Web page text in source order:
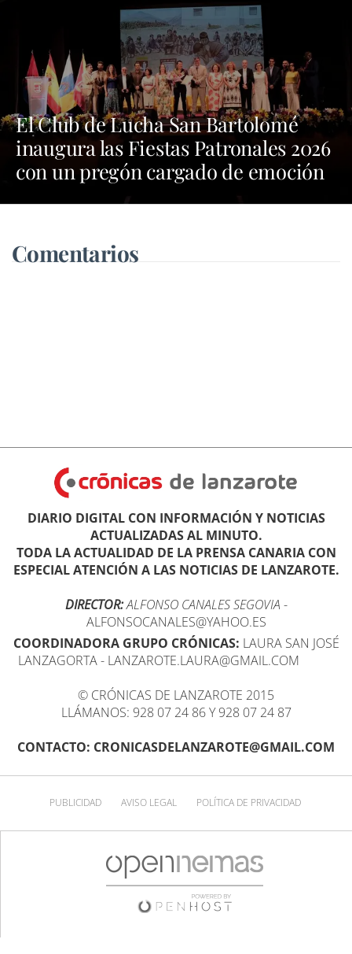
El Club de Lucha San Bartolomé
inaugura las Fiestas Patronales 2026
con un pregón cargado de emoción
Comentarios
DIARIO DIGITAL CON INFORMACIÓN Y NOTICIAS
ACTUALIZADAS AL MINUTO.
TODA LA ACTUALIDAD DE LA PRENSA CANARIA CON
ESPECIAL ATENCIÓN A LAS NOTICIAS DE LANZAROTE.
DIRECTOR:ALFONSO CANALES SEGOVIA -
ALFONSOCANALES@YAHOO.ES
COORDINADORA GRUPO CRÓNICAS: LAURA SAN JOSÉ
LANZAGORTA - LANZAROTE.LAURA@GMAIL.COM
© CRÓNICAS DE LANZAROTE 2015
LLÁMANOS: 928 07 24 86 Y 928 07 24 87
CONTACTO: CRONICASDELANZAROTE@GMAIL.COM
PUBLICIDAD AVISO LEGAL POLÍTICA DE PRIVACIDAD